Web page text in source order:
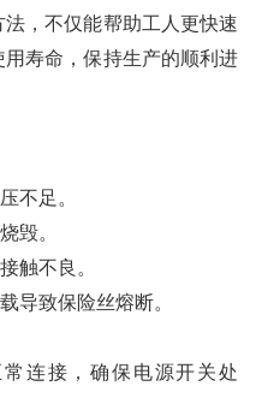
，不仅能帮助工人更快速
寿命，保持生产的顺利进
不足。
毁。
触不良。
导致保险丝熔断。
连接，确保电源开关处